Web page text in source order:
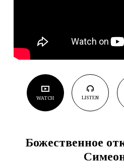
WATCH LISTEN
Божественное